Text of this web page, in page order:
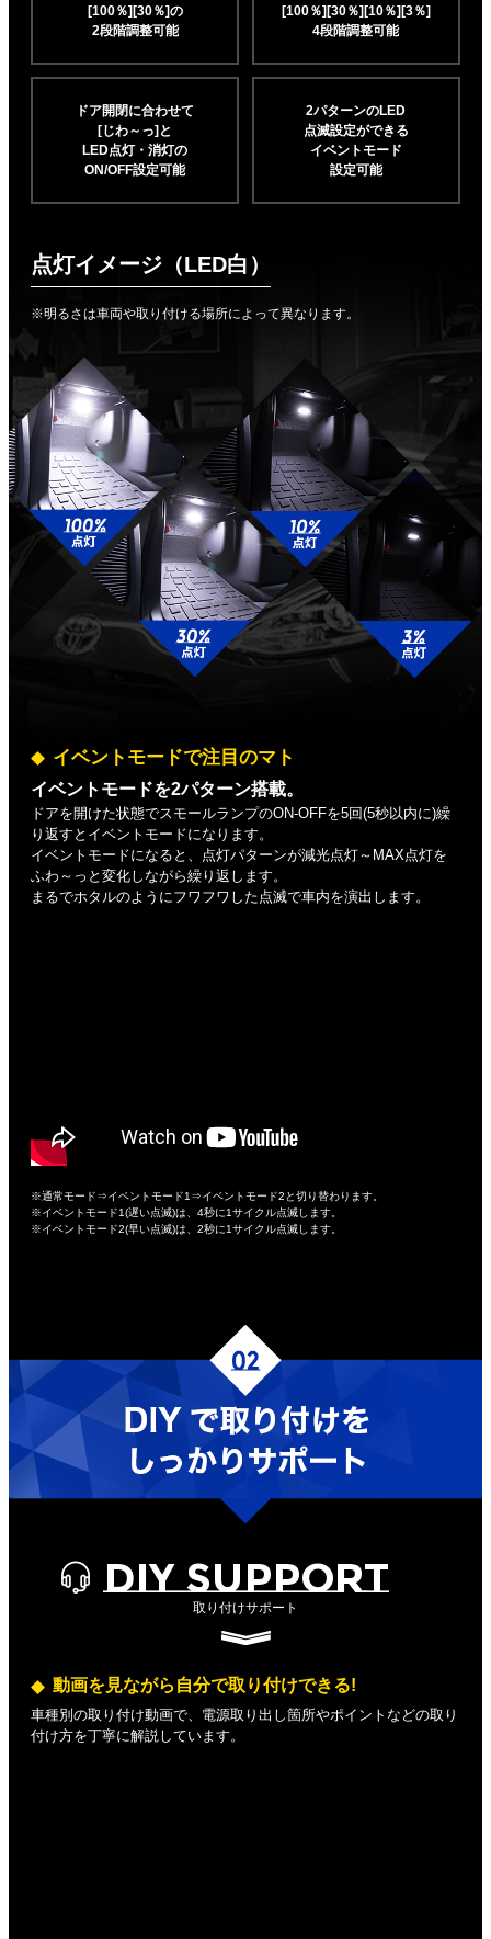
[100％][30％]の
2段階調整可能
[100％][30％][10％][3％]
4段階調整可能
ドア開閉に合わせて
[じわ～っ]と
LED点灯・消灯の
ON/OFF設定可能
2パターンのLED
点滅設定ができる
イベントモード
設定可能
点灯イメージ（LED白）
※明るさは車両や取り付ける場所によって異なります。
イベントモードで注目のマト
イベントモードを2パターン搭載。
ドアを開けた状態でスモールランプのON-OFFを5回(5秒以内に)繰
り返すとイベントモードになります。
イベントモードになると、点灯パターンが減光点灯～MAX点灯を
ふわ～っと変化しながら繰り返します。
まるでホタルのようにフワフワした点滅で車内を演出します。
※通常モード⇒イベントモード1⇒イベントモード2と切り替わります。
※イベントモード1(遅い点滅)は、4秒に1サイクル点滅します。
※イベントモード2(早い点滅)は、2秒に1サイクル点滅します。
DIY SUPPORT
取り付けサポート
動画を見ながら自分で取り付けできる!
車種別の取り付け動画で、電源取り出し箇所やポイントなどの取り
付け方を丁寧に解説しています。